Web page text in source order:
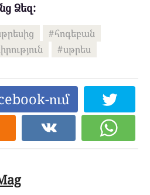
Ձեզ:
հոգեբան
սթրես
ում